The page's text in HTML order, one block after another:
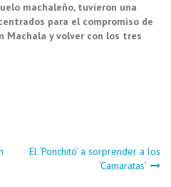
machaleño, tuvieron una
para el compromiso de
Machala y volver con los tres
El ‘Ponchito’ a sorprender a los
‘Camaratas’